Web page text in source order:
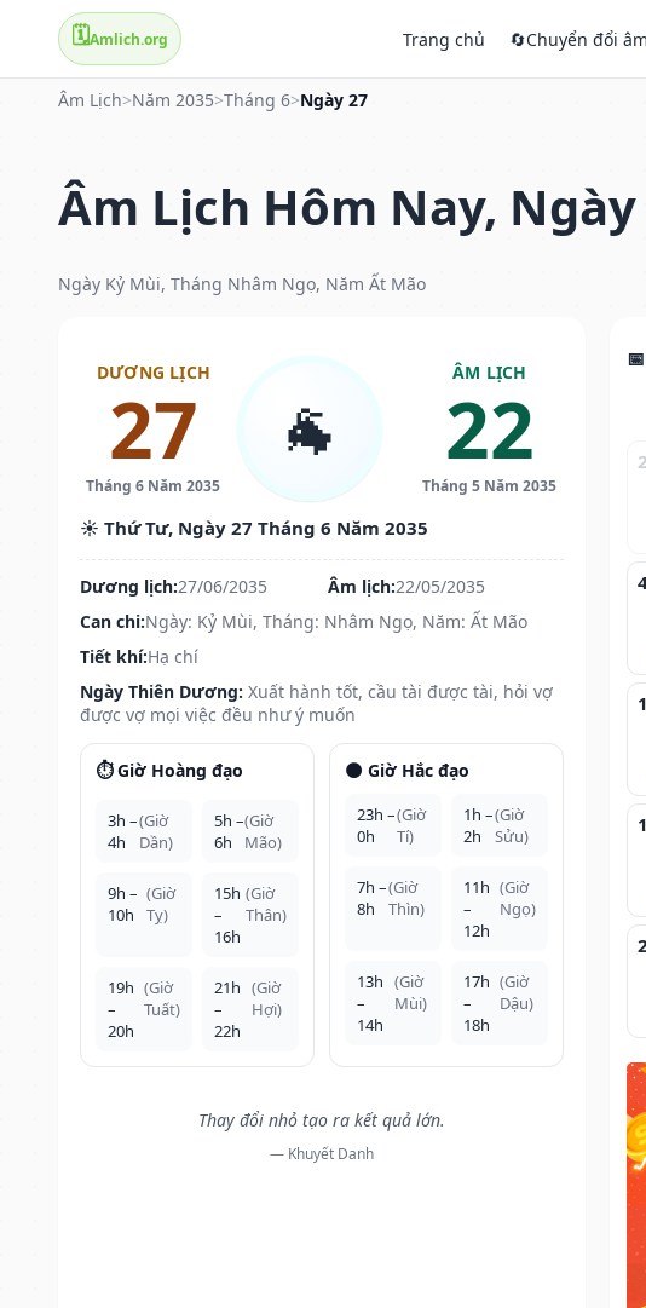
🗓️Amlich.org Trang chủ 🔄Chuyển đổi
Âm Lịch>Năm 2035>Tháng 6>Ngày 27
Âm Lịch Hôm Nay,
Ngày Kỷ Mùi, Tháng Nhâm Ngọ, Năm Ất Mão
DƯƠNG LỊCH
27
Tháng 6 Năm 2035
🐐
ÂM LỊCH
22
Tháng 5 Năm 2035
☀️ Thứ Tư, Ngày 27 Tháng 6 Năm 2035
Dương lịch:27/06/2035 Âm lịch:22/05/2035
Can chi:Ngày: Kỷ Mùi, Tháng: Nhâm Ngọ, Năm: Ất Mão
Tiết khí:Hạ chí
Ngày Thiên Dương: Xuất hành tốt, cầu tài được tài, hỏi vợ
được vợ mọi việc đều như ý muốn
⏱️ Giờ Hoàng đạo
3h –
4h
(Giờ
Dần)
5h –
6h
(Giờ
Mão)
9h –
10h
(Giờ
Tỵ)
15h
–
16h
(Giờ
Thân)
19h
–
20h
(Giờ
Tuất)
21h
–
22h
(Giờ
Hợi)
🌑 Giờ Hắc đạo
23h –
0h
(Giờ
Tí)
1h –
2h
(Giờ
Sửu)
7h –
8h
(Giờ
Thìn)
11h
–
12h
(Giờ
Ngọ)
13h
–
14h
(Giờ
Mùi)
17h
–
18h
(Giờ
Dậu)
Thay đổi nhỏ tạo ra kết quả lớn.
— Khuyết Danh